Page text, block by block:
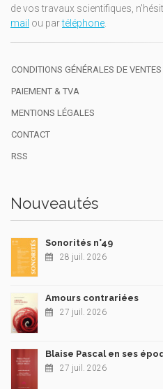
de vos travaux scientifiques,
mail ou partéléphone
CONDITIONS GÉNÉRALES DE VENTES
PAIEMENT & TVA
MENTIONS LÉGALES
CONTACT
RSS
Nouveautés
Sonorités n°49
28 juil. 2026
Amours contrariées
27 juil. 2026
Blaise Pascal en ses
27 juil. 2026